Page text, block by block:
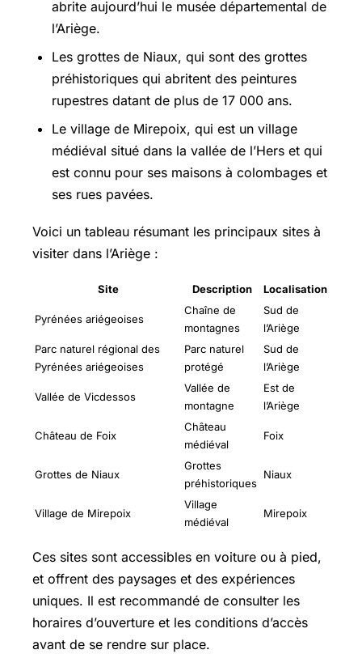
abrite aujourd’hui le musée départemental de
l’Ariège.
Les grottes de Niaux, qui sont des grottes
préhistoriques qui abritent des peintures
rupestres datant de plus de 17 000 ans.
Le village de Mirepoix, qui est un village
médiéval situé dans la vallée de l’Hers et qui
est connu pour ses maisons à colombages et
ses rues pavées.
Voici un tableau résumant les principaux sites à
visiter dans l’Ariège :
Site Description Localisation
Pyrénées ariégeoises
Chaîne de
montagnes
Sud de
l’Ariège
Parc naturel régional des
Pyrénées ariégeoises
Parc naturel
protégé
Sud de
l’Ariège
Vallée de Vicdessos
Vallée de
montagne
Est de
l’Ariège
Château de Foix
Château
médiéval
Foix
Grottes de Niaux
Grottes
préhistoriques
Niaux
Village de Mirepoix
Village
médiéval
Mirepoix
Ces sites sont accessibles en voiture ou à pied,
et offrent des paysages et des expériences
uniques. Il est recommandé de consulter les
horaires d’ouverture et les conditions d’accès
avant de se rendre sur place.